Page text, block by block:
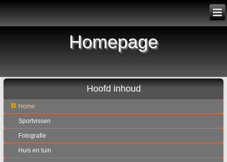
Homepage
Hoofd inhoud
Home
Sportvissen
Fotografie
Huis en tuin